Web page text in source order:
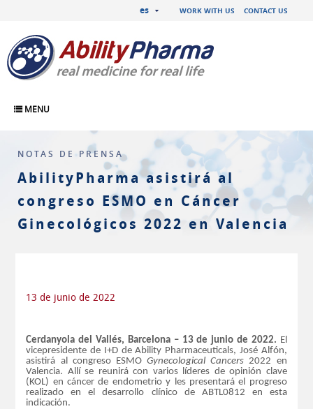
WORK WITH US CONTACT US
es
MENU
NOTAS DE PRENSA
AbilityPharma asistirá al
congreso ESMO en Cáncer
Ginecológicos 2022 en Valencia
13 de junio de 2022
Cerdanyola del Vallés, Barcelona – 13 de junio de 2022. El
vicepresidente de I+D de Ability Pharmaceuticals, José Alfón,
asistirá al congreso ESMOGynecological Cancers 2022 en
Valencia. Allí se reunirá con varios líderes de opinión clave
(KOL) en cáncer de endometrio y les presentará el progreso
realizado en el desarrollo clínico de ABTL0812 en esta
indicación.